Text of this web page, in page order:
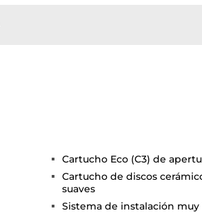
Cartucho Eco (C3) de
Cartucho de discos
suaves
Sistema de instalación muy